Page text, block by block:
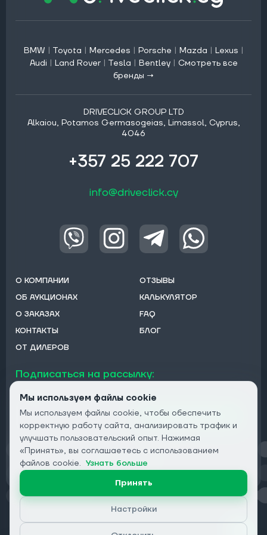
BMW | Toyota | Mercedes | Porsche | Mazda | Lexus |
Audi | Land Rover | Tesla | Bentley | Смотреть все
бренды →
DRIVECLICK GROUP LTD
Alkaiou, Potamos Germasogeias, Limassol, Cyprus,
4046
+357 25 222 707
info@driveclick.cy
О КОМПАНИИ
ОБ АУКЦИОНАХ
О ЗАКАЗАХ
КОНТАКТЫ
ОТ ДИЛЕРОВ
ОТЗЫВЫ
КАЛЬКУЛЯТОР
FAQ
БЛОГ
Подписаться на рассылку:
Email
Подписаться
Конфиденциальность
© 2026 DRIVECLICK GROUP LTD | Все права защищены
Мы используем файлы cookie
Мы используем файлы cookie, чтобы обеспечить
корректную работу сайта, анализировать трафик и
улучшать пользовательский опыт. Нажимая
«Принять», вы соглашаетесь с использованием
файлов cookie. Узнать больше
Принять
Настройки